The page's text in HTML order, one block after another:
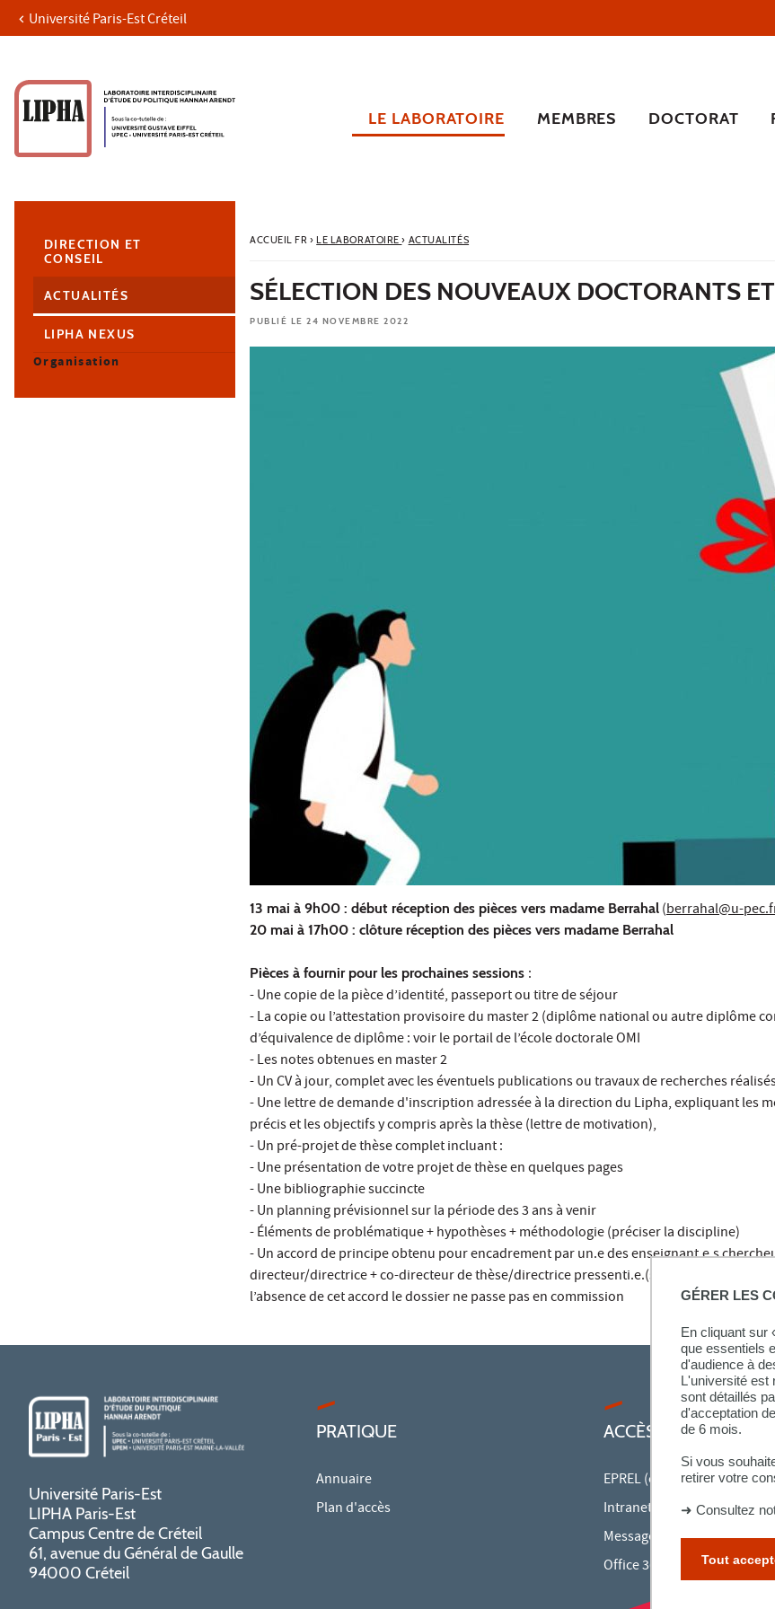
GÉRER LES
En cliquant sur
que essentiels
d'audience à
L'université est
sont détaillés
d'acceptation
de 6 mois.
Si vous
retirer votre
➜ Consultez
Tout
Aller au contenu
Recherche
Navigation secondaire
Université Paris-Est Créteil
LE LABORATOIRE MEMBRES DOCTORAT
ACCUEIL FR› LE LABORATOIRE› ACTUALITÉS
SÉLECTION DES NOUVEAUX DOCTORANTS
PUBLIÉ LE 24 NOVEMBRE 2022
13 mai à 9h00 : début réception des pièces vers madame Berrahal (berrahal@u-
20 mai à 17h00 : clôture réception des pièces vers madame Berrahal
Pièces à fournir pour les prochaines sessions :
- Une copie de la pièce d’identité, passeport ou titre de séjour
- La copie ou l’attestation provisoire du master 2 (diplôme national ou autre diplôme
d’équivalence de diplôme : voir le portail de l’école doctorale OMI
- Les notes obtenues en master 2
- Un CV à jour, complet avec les éventuels publications ou travaux de recherches
- Une lettre de demande d'inscription adressée à la direction du Lipha, expliquant les
précis et les objectifs y compris après la thèse (lettre de motivation),
- Un pré-projet de thèse complet incluant :
- Une présentation de votre projet de thèse en quelques pages
- Une bibliographie succincte
- Un planning prévisionnel sur la période des 3 ans à venir
- Éléments de problématique + hypothèses + méthodologie (préciser la discipline)
- Un accord de principe obtenu pour encadrement par un.e des enseignant.e.s
directeur/directrice + co-directeur de thèse/directrice pressenti.e.(s) indiquant l’ avis
l’absence de cet accord le dossier ne passe pas en commission
DIRECTION ET
CONSEIL
ACTUALITÉS
LIPHA NEXUS
Organisation
Université Paris-Est
LIPHA Paris-Est
Campus Centre de Créteil
61, avenue du Général de Gaulle
94000 Créteil
PRATIQUE
Annuaire
Plan d'accès
ACCÈS RAPIDES
EPREL (cours en ligne)
Intranet des personnels
Messagerie des personnels
Office 365